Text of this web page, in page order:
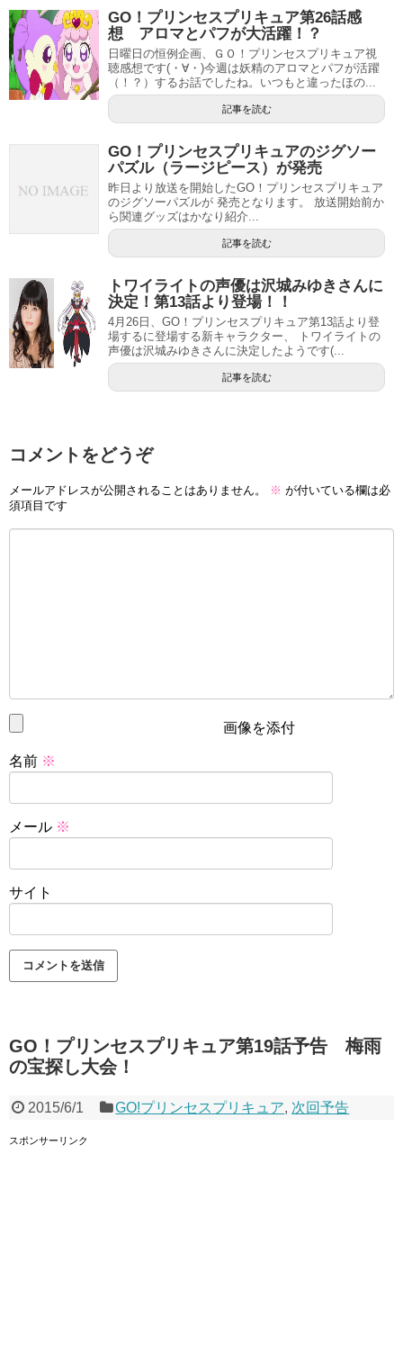
GO！プリンセスプリキュア第26話感
想 アロマとパフが大活躍！？
日曜日の恒例企画、ＧＯ！プリンセスプリキュア視
聴感想です(・∀・)今週は妖精のアロマとパフが活躍
（！？）するお話でしたね。いつもと違ったほの...
記事を読む
GO！プリンセスプリキュアのジグソー
パズル（ラージピース）が発売
昨日より放送を開始したGO！プリンセスプリキュア
のジグソーパズルが 発売となります。 放送開始前か
ら関連グッズはかなり紹介...
記事を読む
トワイライトの声優は沢城みゆきさんに
決定！第13話より登場！！
4月26日、GO！プリンセスプリキュア第13話より登
場するに登場する新キャラクター、 トワイライトの
声優は沢城みゆきさんに決定したようです(...
記事を読む
コメントをどうぞ
メールアドレスが公開されることはありません。 ※ が付いている欄は必
須項目です
画像を添付
名前 ※
メール ※
サイト
GO！プリンセスプリキュア第19話予告 梅雨
の宝探し大会！
2015/6/1 GO!プリンセスプリキュア, 次回予告
スポンサーリンク